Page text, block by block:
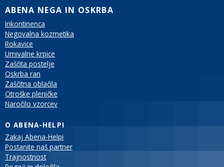
ABENA NEGA IN OSKRBA
Inkontinenca
Negovalna kozmetika
Rokavice
Umivalne krpice
Zaščita postelje
Oskrba ran
Zaščitna oblačila
Otroške pleničke
Naročilo vzorcev
O ABENA-HELPI
Zakaj Abena-Helpi
Postanite naš partner
Trajnostnost